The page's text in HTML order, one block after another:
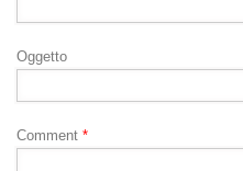
Oggetto
Comment *